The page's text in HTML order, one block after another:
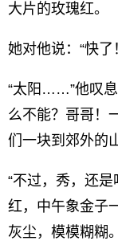
大片的玫瑰红。
她对他说：“快了
“太阳……”他叹息
么不能？哥哥！
们一块到郊外的
“不过，秀，还
红，中午象金子
灰尘，模模糊糊